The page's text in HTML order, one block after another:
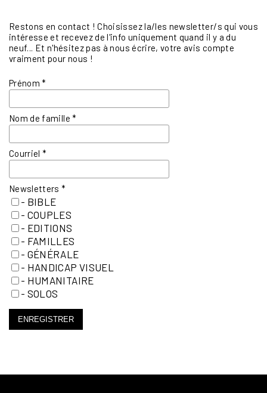
Restons en contact ! Choisissez la/les newsletter/s qui vous
intéresse et recevez de l'info uniquement quand il y a du
neuf... Et n'hésitez pas à nous écrire, votre avis compte
vraiment pour nous !
Prénom*
Nom de famille*
Courriel*
Newsletters*
- BIBLE
- COUPLES
- EDITIONS
- FAMILLES
- GÉNÉRALE
- HANDICAP VISUEL
- HUMANITAIRE
- SOLOS
ENREGISTRER